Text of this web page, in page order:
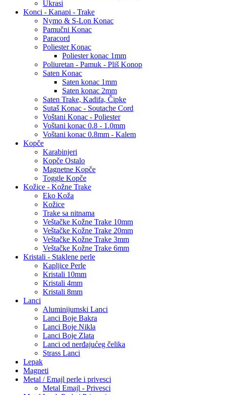
Ukrasi
Konci - Kanapi - Trake
Nymo & S-Lon Konac
Pamučni Konac
Paracord
Poliester Konac
Poliester konac 1mm
Poliuretan - Pamuk - Pliš Konop
Saten Konac
Saten konac 1mm
Saten konac 2mm
Saten Trake, Kadifa, Čipke
Sutaš Konac - Soutache Cord
Voštani Konac - Poliester
Voštani konac 0.8 - 1.0mm
Voštani konac 0.8mm - Kalem
Kopče
Karabinjeri
Kopče Ostalo
Magnetne Kopče
Toggle Kopče
Kožice - Kožne Trake
Eko Koža
Kožice
Trake sa nitnama
Veštačke Kožne Trake 10mm
Veštačke Kožne Trake 20mm
Veštačke Kožne Trake 3mm
Veštačke Kožne Trake 6mm
Kristali - Staklene perle
Kapljice Perle
Kristali 10mm
Kristali 4mm
Kristali 8mm
Lanci
Aluminijumski Lanci
Lanci Boje Bakra
Lanci Boje Nikla
Lanci Boje Zlata
Lanci od nerđajućeg čelika
Strass Lanci
Lepak
Magneti
Metal / Emajl perle i privesci
Metal Emajl - Privesci